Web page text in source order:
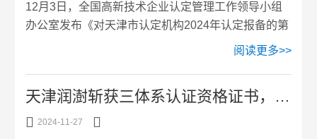
作多依赖人工进行，不仅效率低下，而且容易受到人
为操作错误的影响。而随着自动化技术的引入，现代
12月3日，全国高新技术企业认定管理工作领导小组
办公室发布《对天津市认定机构2024年认定报备的第
二批高新技术企业进行备案的公示》，将天津市认定
册_乐动(中国) (以下简称：天津润澍)位列名单之列，
其高新技术企业复审再认定通过，有效期3年，具体
阅读更多>>
天津润澍斩获三体系认证资格证书，强势奠定国内外市场竞争优势！
 2024-11-27 